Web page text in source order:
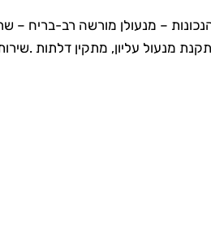
– מנעולן מורשה רב-בריח –
מנעול עליון, מתקין דלתות